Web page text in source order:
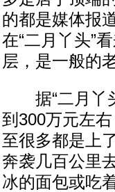
的都是媒体报
在“二月丫头”
层，是一般的
据“二月丫头
到300万元左
至很多都是上
奔袭几百公里
冰的面包或吃